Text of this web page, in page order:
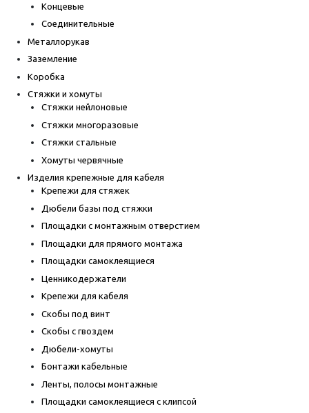
Концевые
Соединительные
Металлорукав
Заземление
Коробка
Стяжки и хомуты
Стяжки нейлоновые
Стяжки многоразовые
Стяжки стальные
Хомуты червячные
Изделия крепежные для кабеля
Крепежи для стяжек
Дюбели базы под стяжки
Площадки с монтажным отверстием
Площадки для прямого монтажа
Площадки самоклеящиеся
Ценникодержатели
Крепежи для кабеля
Скобы под винт
Скобы с гвоздем
Дюбели-хомуты
Бонтажи кабельные
Ленты, полосы монтажные
Площадки самоклеящиеся с клипсой